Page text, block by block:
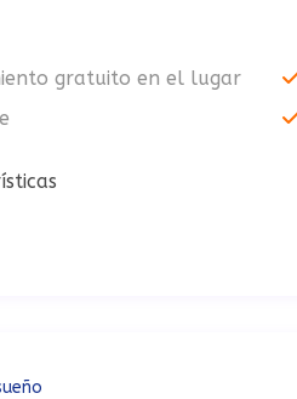
gratuito en el lugar